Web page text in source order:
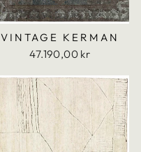
VINTAGE KERMAN
47.190,00 kr